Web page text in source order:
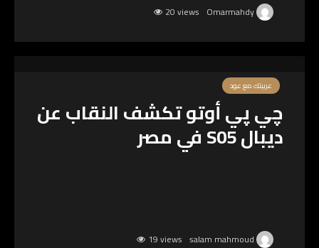
20 views
عربيتك مع عود
چي پي أوتو تكشف النقاب عن
ديبال S05 في مصر
19 views